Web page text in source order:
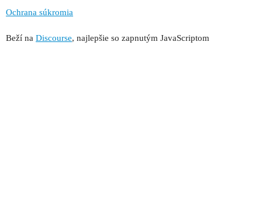
Ochrana súkromia
Beží na Discourse, najlepšie so zapnutým JavaScriptom